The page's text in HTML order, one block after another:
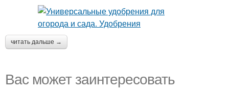
читать дальше →
Вас может заинтересовать